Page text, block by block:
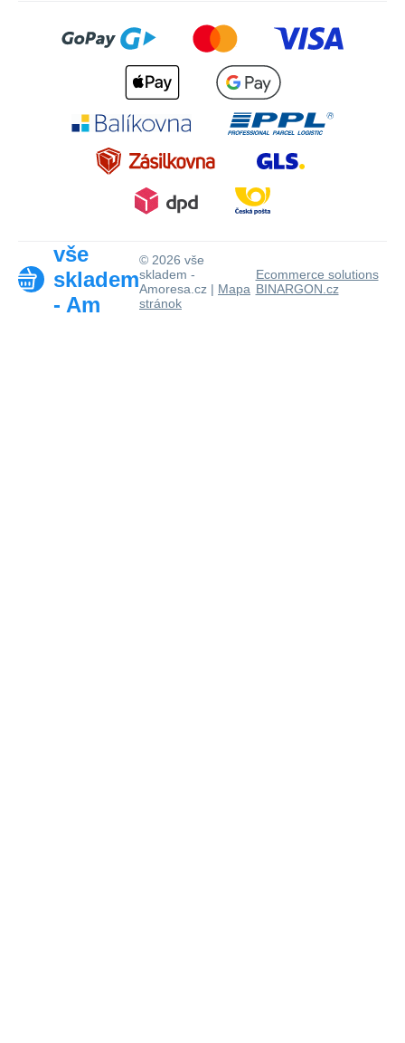
vše
skladem
- Am
© 2026 vše
skladem -
Amoresa.cz | Mapa
stránok
Ecommerce solutions
BINARGON.cz